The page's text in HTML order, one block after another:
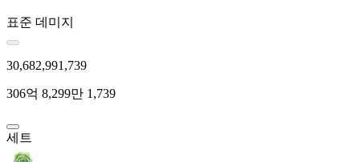
표준 데미지
30,682,991,739
306억 8,299만 1,739
세트